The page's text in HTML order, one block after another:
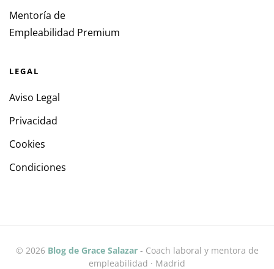
Mentoría de
Empleabilidad Premium
LEGAL
Aviso Legal
Privacidad
Cookies
Condiciones
© 2026 Blog de Grace Salazar- Coach laboral y mentora de
empleabilidad · Madrid